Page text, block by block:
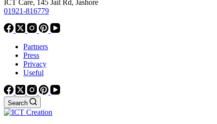
ICT Care, 145 Jail Rd, Jashore
01921-816779
Partners
Press
Privacy
Useful
Search